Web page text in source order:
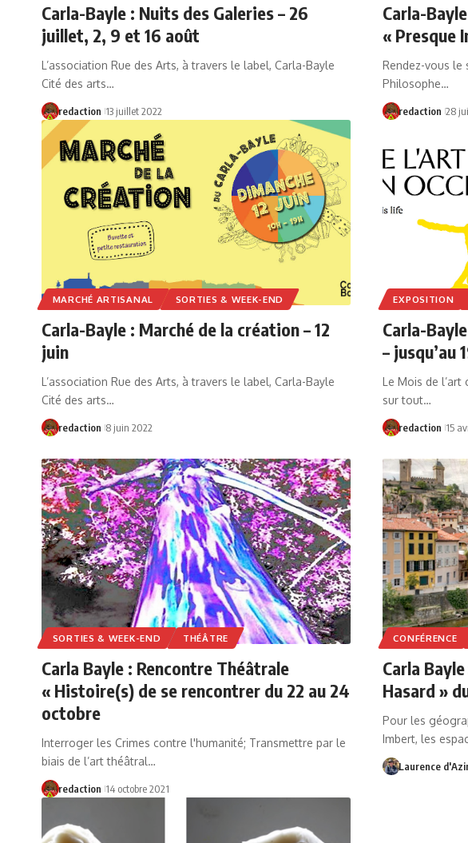
Carla-Bayle : Nuits des Galeries – 26
juillet, 2, 9 et 16 août
L’association Rue des Arts, à travers le label, Carla-Bayle
Cité des arts…
redaction 13 juillet 2022
Carla-
« Presque
Rendez-vous le
Philosophe…
redaction 28
MARCHÉ ARTISANAL SORTIES & WEEK-END
Carla-Bayle : Marché de la création – 12
juin
L’association Rue des Arts, à travers le label, Carla-Bayle
Cité des arts…
redaction 8 juin 2022
EXPOSITION
Carla-
– jusqu’au
Le Mois de
sur tout…
redaction 15
SORTIES & WEEK-END THÉÂTRE
Carla Bayle : Rencontre Théâtrale
« Histoire(s) de se rencontrer du 22 au 24
octobre
Interroger les Crimes contre l'humanité; Transmettre par le
biais de l’art théâtral…
redaction 14 octobre 2021
CONFÉRENCE
Carla
Hasard »
Pour les
Imbert, les
Laurence